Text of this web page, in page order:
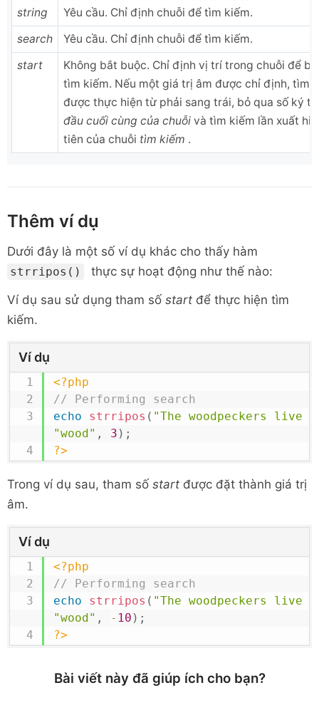
string
Yêu cầu. Chỉ định chuỗi để tìm kiếm.
search
Yêu cầu. Chỉ định chuỗi để tìm kiếm.
start
Không bắt buộc. Chỉ định vị trí trong chuỗi để
tìm kiếm. Nếu một giá trị âm được chỉ định, tìm
được thực hiện từ phải sang trái, bỏ qua số ký
đầu cuối cùng của chuỗi và tìm kiếm lần xuất
tiên của chuỗi tìm kiếm .
Thêm ví dụ
Dưới đây là một số ví dụ khác cho thấy hàm
strripos()
thực sự hoạt động như thế nào:
Ví dụ sau sử dụng tham số start để thực hiện tìm
kiếm.
Ví dụ
<?php
// Performing search
echo
strripos ( "The woodpeckers live
"wood" , 3 ) ;
?>
Trong ví dụ sau, tham số start được đặt thành giá trị
âm.
Ví dụ
<?php
// Performing search
echo
strripos ( "The woodpeckers live
"wood" , - 10 ) ;
?>
Bài viết này đã giúp ích cho bạn?